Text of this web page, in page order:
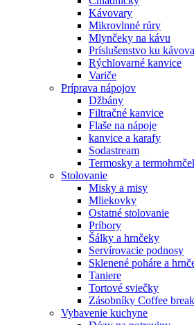
Kávovary
Mikrovlnné rúry
Mlynčeky na kávu
Príslušenstvo ku
Rýchlovarné kanvice
Variče
Príprava nápojov
Džbány
Filtračné kanvice
Flaše na nápoje
kanvice a karafy
Sodastream
Termosky a
Stolovanie
Misky a misy
Mliekovky
Ostatné stolovanie
Príbory
Šálky a hrnčeky
Servírovacie podnosy
Sklenené poháre a
Taniere
Tortové sviečky
Zásobníky Coffee break
Vybavenie kuchyne